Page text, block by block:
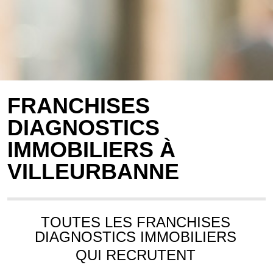
FRANCHISES
DIAGNOSTICS
IMMOBILIERS À
VILLEURBANNE
TOUTES LES FRANCHISES
DIAGNOSTICS IMMOBILIERS
QUI RECRUTENT